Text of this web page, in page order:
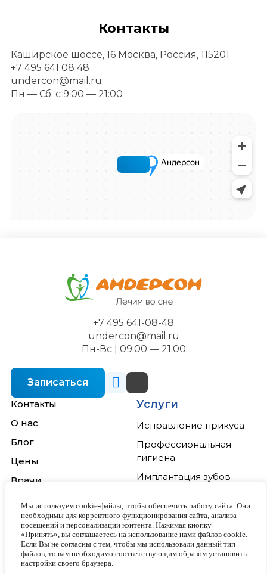
Мы используем cookie-файлы, чтобы обеспечить работу сайта. Они
необходимы для корректного функционирования сайта, анализа
посещений и персонализации контента. Нажимая кнопку
«Принять», вы соглашаетесь на использование нами файлов cookie.
Если Вы не согласны с тем, чтобы мы использовали данный тип
файлов, то вам необходимо соответствующим образом установить
настройки своего браузера.
Контакты
Каширское шоссе, 16 Москва, Россия, 115201
+7 495 641 08 48
undercon@mail.ru
Пн — Сб: с 9:00 — 21:00
+7 495 641-08-48
undercon@mail.ru
Пн-Вс | 09:00 — 21:00
Контакты
О нас
Блог
Цены
Врачи
Услуги
Исправление прикуса
Профессиональная
гигиена
Имплантация зубов
Лечение зубов
Виниры
Записаться
Условия использования